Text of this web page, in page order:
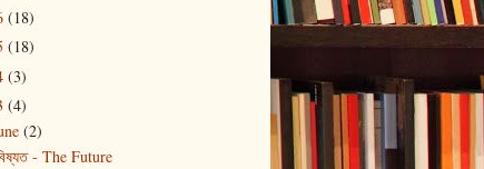
(18)
(18)
(3)
(4)
(2)
- The Future